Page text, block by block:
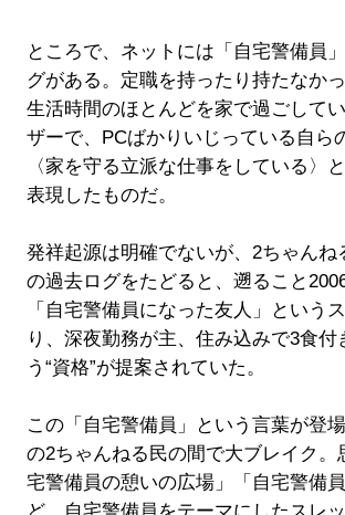
ところで、ネットには「自宅警備員
グがある。定職を持ったり持たなかっ
生活時間のほとんどを家で過ごして
ザーで、PCばかりいじっている自ら
〈家を守る立派な仕事をしている〉
表現したものだ。
発祥起源は明確でないが、2ちゃんね
の過去ログをたどると、遡ること
「自宅警備員になった友人」という
り、深夜勤務が主、住み込みで3食付
う“資格”が提案されていた。
この「自宅警備員」という言葉が登
の2ちゃんねる民の間で大ブレイク。
宅警備員の憩いの広場」「自宅警備
ど、自宅警備員をテーマにしたスレ